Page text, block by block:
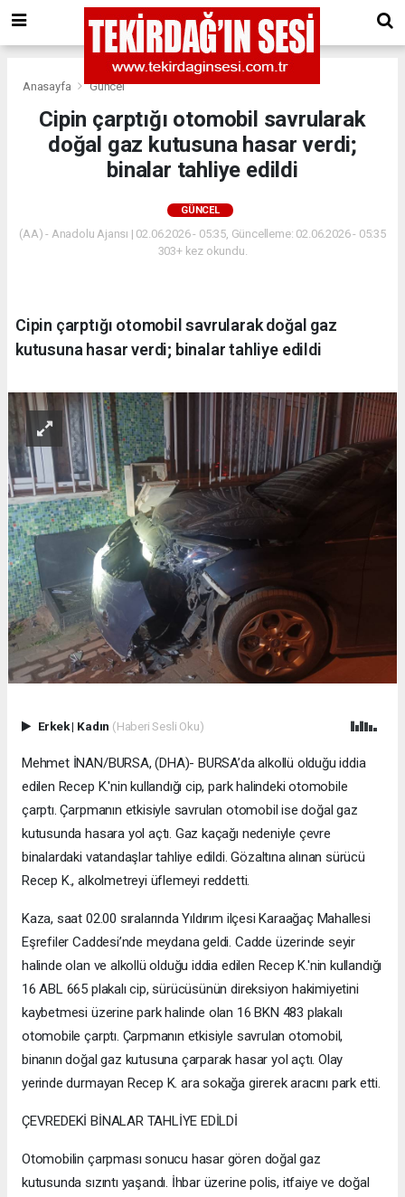
Anasayfa Güncel
Cipin çarptığı otomobil savrularak
doğal gaz kutusuna hasar verdi;
binalar tahliye edildi
GÜNCEL
(AA) - Anadolu Ajansı | 02.06.2026 - 05:35, Güncelleme: 02.06.2026 - 05:35
303+ kez okundu.
Cipin çarptığı otomobil savrularak doğal gaz
kutusuna hasar verdi; binalar tahliye edildi
Erkek| Kadın (Haberi Sesli Oku)
Mehmet İNAN/BURSA, (DHA)- BURSA’da alkollü olduğu iddia
edilen Recep K.'nin kullandığı cip, park halindeki otomobile
çarptı. Çarpmanın etkisiyle savrulan otomobil ise doğal gaz
kutusunda hasara yol açtı. Gaz kaçağı nedeniyle çevre
binalardaki vatandaşlar tahliye edildi. Gözaltına alınan sürücü
Recep K., alkolmetreyi üflemeyi reddetti.
Kaza, saat 02.00 sıralarında Yıldırım ilçesi Karaağaç Mahallesi
Eşrefiler Caddesi’nde meydana geldi. Cadde üzerinde seyir
halinde olan ve alkollü olduğu iddia edilen Recep K.'nin kullandığı
16 ABL 665 plakalı cip, sürücüsünün direksiyon hakimiyetini
kaybetmesi üzerine park halinde olan 16 BKN 483 plakalı
otomobile çarptı. Çarpmanın etkisiyle savrulan otomobil,
binanın doğal gaz kutusuna çarparak hasar yol açtı. Olay
yerinde durmayan Recep K. ara sokağa girerek aracını park etti.
ÇEVREDEKİ BİNALAR TAHLİYE EDİLDİ
Otomobilin çarpması sonucu hasar gören doğal gaz
kutusunda sızıntı yaşandı. İhbar üzerine polis, itfaiye ve doğal